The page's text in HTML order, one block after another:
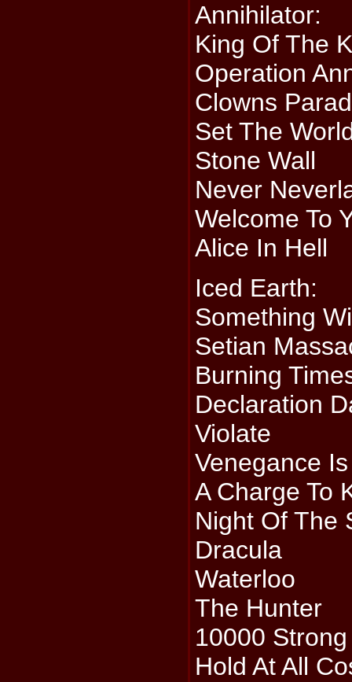
Annihilator:
King Of The
Operation
Clowns
Set The
Stone Wall
Never
Welcome To
Alice In Hell
Iced Earth:
Something
Setian
Burning
Declaration
Violate
Venegance
A Charge To
Night Of The
Dracula
Waterloo
The Hunter
10000 Strong
Hold At All